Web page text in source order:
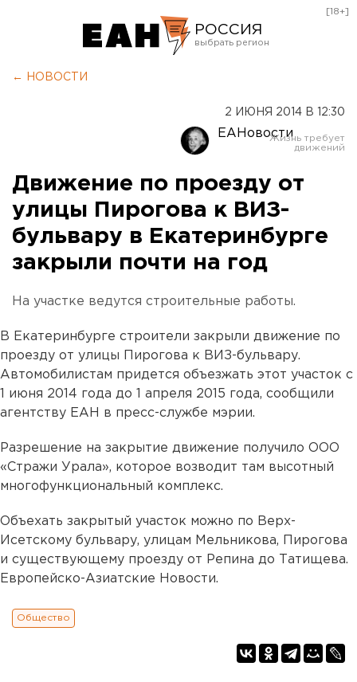
РОССИЯ
Оренбург
[18+]
← НОВОСТИ
2 ИЮНЯ 2014 В 12:30
ЕАНовости
Движение по проезду от
улицы Пирогова к ВИЗ-
бульвару в Екатеринбурге
закрыли почти на год
На участке ведутся строительные работы.
В Екатеринбурге строители закрыли движение по
проезду от улицы Пирогова к ВИЗ-бульвару.
Автомобилистам придется объезжать этот участок с
1 июня 2014 года до 1 апреля 2015 года, сообщили
агентству ЕАН в пресс-службе мэрии.
Разрешение на закрытие движение получило ООО
«Стражи Урала», которое возводит там высотный
многофункциональный комплекс.
Объехать закрытый участок можно по Верх-
Исетскому бульвару, улицам Мельникова, Пирогова
и существующему проезду от Репина до Татищева.
Европейско-Азиатские Новости.
Общество